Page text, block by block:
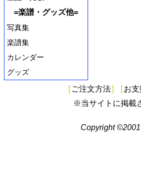
=楽譜・グッズ他=
写真集
楽譜集
カレンダー
グッズ
[ ご注文方法] [お
※当サイトに掲載
Copyright